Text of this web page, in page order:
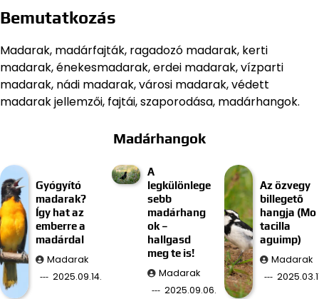
Bemutatkozás
Madarak, madárfajták, ragadozó madarak, kerti
madarak, énekesmadarak, erdei madarak, vízparti
madarak, nádi madarak, városi madarak, védett
madarak jellemzői, fajtái, szaporodása, madárhangok.
Madárhangok
Gyógyító
madarak?
Így hat az
emberre a
madárdal
Madarak
2025.09.14.
A
legkülönlege
sebb
madárhang
ok –
hallgasd
meg te is!
Madarak
2025.09.06.
Az özvegy
billegető
hangja (Mo
tacilla
aguimp)
Madarak